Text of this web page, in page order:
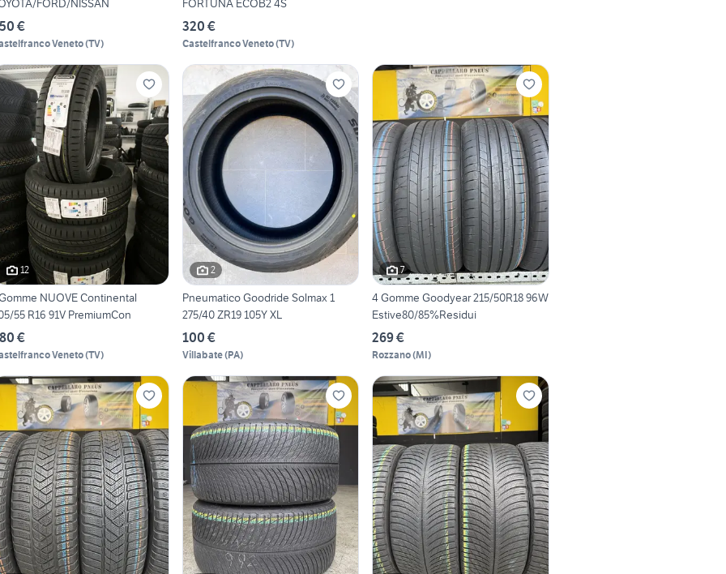
FORD/NISSAN
€
Veneto(TV)
FORTUNA ECOB2 4S
320 €
Castelfranco Veneto(TV)
12
NUOVE Continental
55 R16 91V PremiumCon
€
Veneto(TV)
2
Pneumatico Goodride Solmax 1
275/40 ZR19 105Y XL
100 €
Villabate(PA)
7
4 Gomme Goodyear 215/50R18 96W
Estive80/85%Residui
269 €
Rozzano(MI)